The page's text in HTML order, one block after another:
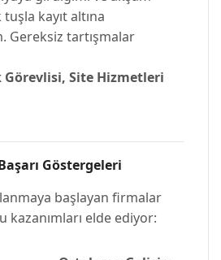
tuşla kayıt altına
Gereksiz tartışmalar
Görevlisi, Site Hizmetleri
Göstergeleri
başlayan firmalar
kazanımları elde ediyor: